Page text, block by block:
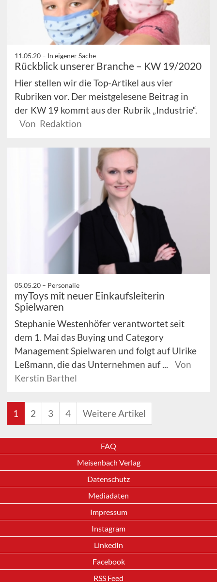
11.05.20 – In eigener Sache
Rückblick unserer Branche – KW 19/2020
Hier stellen wir die Top-Artikel aus vier
Rubriken vor. Der meistgelesene Beitrag in
der KW 19 kommt aus der Rubrik „Industrie“.
Von Redaktion
05.05.20 – Personalie
myToys mit neuer Einkaufsleiterin
Spielwaren
Stephanie Westenhöfer verantwortet seit
dem 1. Mai das Buying und Category
Management Spielwaren und folgt auf Ulrike
Leßmann, die das Unternehmen auf ...
Von
Kerstin Barthel
1 2 3 4 Weitere Artikel
FAQ
Meisenbach Verlag
Datenschutz
Mediadaten
Impressum
Instagram
LinkedIn
Facebook
RSS Feed